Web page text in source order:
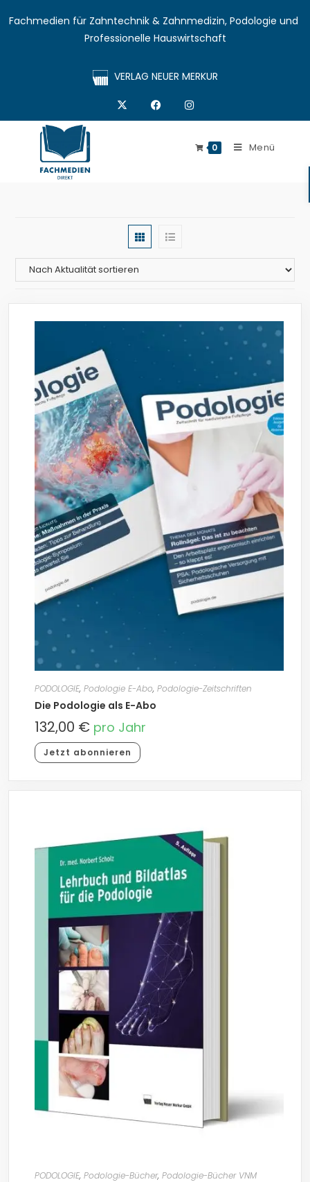
Fachmedien für Zahntechnik & Zahnmedizin, Podologie und
Professionelle Hauswirtschaft
VERLAG NEUER MERKUR
0 Menü
PODOLOGIE, Podologie E-Abo, Podologie-Zeitschriften
Die Podologie als E-Abo
132,00 €pro Jahr
Jetzt abonnieren
PODOLOGIE, Podologie-Bücher, Podologie-Bücher VNM